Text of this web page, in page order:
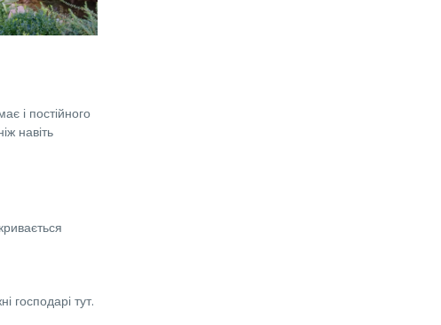
і постійного
навіть
господарі тут.